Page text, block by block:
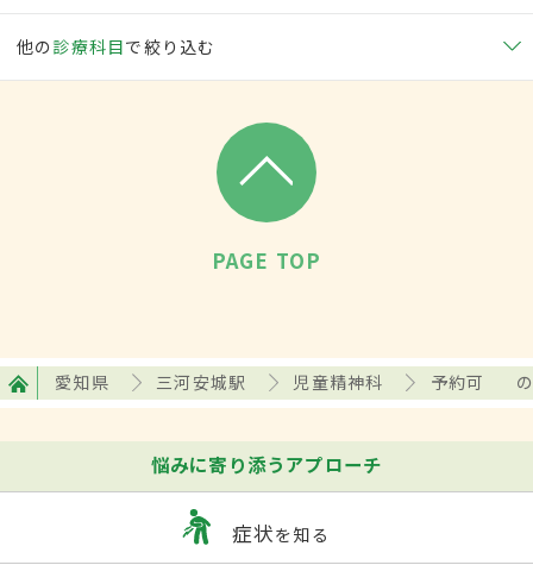
他の 診療科目で絞り込む
PAGE TOP
愛知県 三河安城駅 児童精神科 予約可
悩みに寄り添うアプローチ
症状を知る